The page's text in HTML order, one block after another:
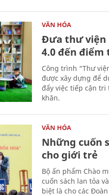
VĂN HÓA
Đưa thư viện
4.0 đến
Công trình “Thư
được xây dựng để
đẩy việc tiếp cận tri
khăn.
VĂN HÓA
Những cuốn
cho giới trẻ
Bộ ấn phẩm Chào
cuốn sách lan tỏa
biệt là cho các